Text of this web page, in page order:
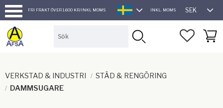
Meny
FRI FRAKT ÖVER 1.600 KR/INKL MOMS
SVENSKA
INKL. MOMS SEK
VERKSTAD & INDUSTRI
STÄD & RENGÖRING
DAMMSUGARE